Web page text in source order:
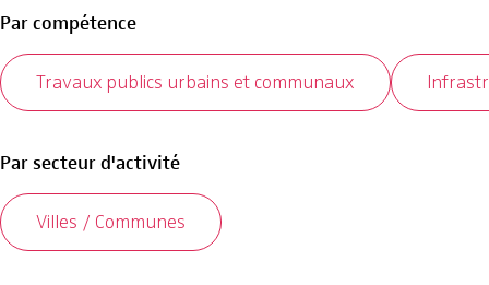
Par compétence
Travaux publics urbains et communaux
Par secteur d'activité
Villes / Communes